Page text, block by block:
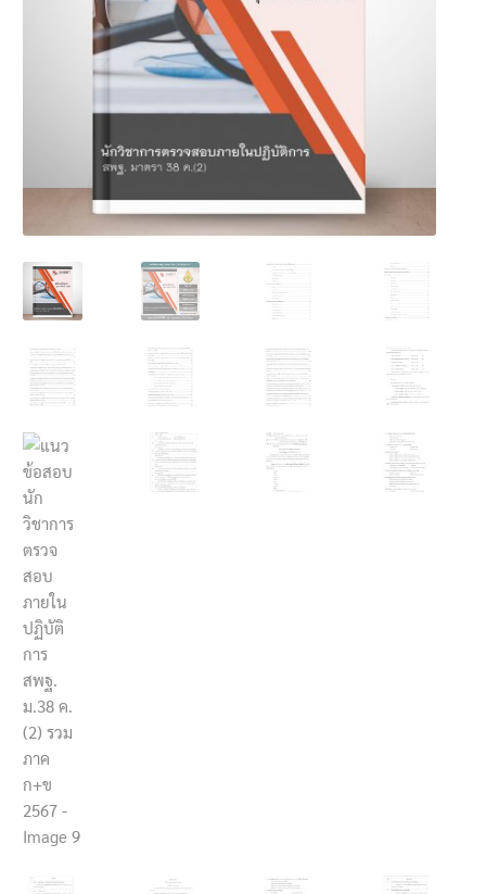
ข่าวเปิดสอบงานราชการ
นโยบายคืนสินค้าและการจัดส่ง​
คำถามที่พบบ่อย